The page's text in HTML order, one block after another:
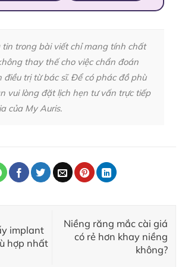
tin trong bài viết chỉ mang tính chất
thay thế cho việc chẩn đoán
điều trị từ bác sĩ. Để có phác đồ phù
vui lòng đặt lịch hẹn tư vấn trực tiếp
của My Auris.
implant
hợp nhất
Niềng răng mắc cài giá
có rẻ hơn khay niềng
không?